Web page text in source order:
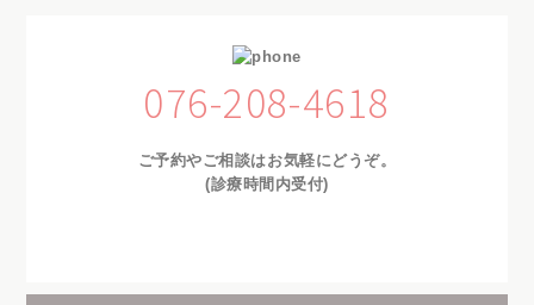
076-208-4618
ご予約やご相談はお気軽にどうぞ。
(診療時間内受付)